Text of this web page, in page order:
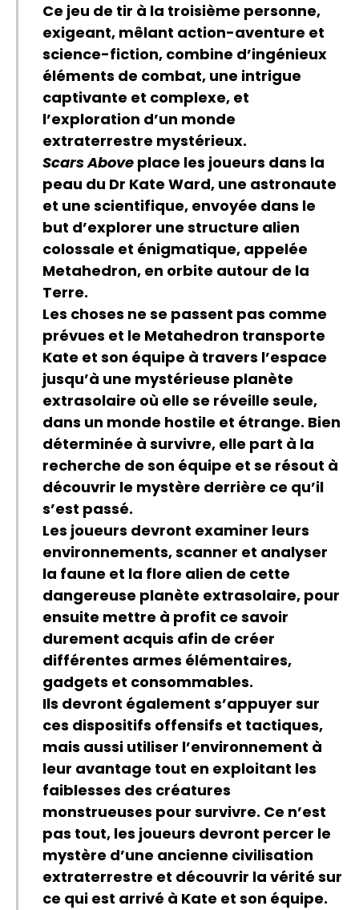
Ce jeu de tir à la troisième personne,
exigeant, mêlant action-aventure et
science-fiction, combine d’ingénieux
éléments de combat, une intrigue
captivante et complexe, et
l’exploration d’un monde
extraterrestre mystérieux.
Scars Above place les joueurs dans la
peau du Dr Kate Ward, une astronaute
et une scientifique, envoyée dans le
but d’explorer une structure alien
colossale et énigmatique, appelée
Metahedron, en orbite autour de la
Terre.
Les choses ne se passent pas comme
prévues et le Metahedron transporte
Kate et son équipe à travers l’espace
jusqu’à une mystérieuse planète
extrasolaire où elle se réveille seule,
dans un monde hostile et étrange. Bien
déterminée à survivre, elle part à la
recherche de son équipe et se résout à
découvrir le mystère derrière ce qu’il
s’est passé.
Les joueurs devront examiner leurs
environnements, scanner et analyser
la faune et la flore alien de cette
dangereuse planète extrasolaire, pour
ensuite mettre à profit ce savoir
durement acquis afin de créer
différentes armes élémentaires,
gadgets et consommables.
Ils devront également s’appuyer sur
ces dispositifs offensifs et tactiques,
mais aussi utiliser l’environnement à
leur avantage tout en exploitant les
faiblesses des créatures
monstrueuses pour survivre. Ce n’est
pas tout, les joueurs devront percer le
mystère d’une ancienne civilisation
extraterrestre et découvrir la vérité sur
ce qui est arrivé à Kate et son équipe.